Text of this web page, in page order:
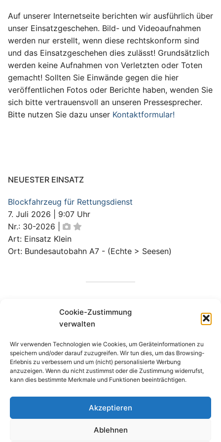
Cookie-Zustimmung
verwalten
Wir verwenden Technologien wie Cookies, um Geräteinformationen zu
speichern und/oder darauf zuzugreifen. Wir tun dies, um das Browsing-
Erlebnis zu verbessern und um (nicht) personalisierte Werbung
anzuzeigen. Wenn du nicht zustimmst oder die Zustimmung widerrufst,
kann dies bestimmte Merkmale und Funktionen beeinträchtigen.
Akzeptieren
Ablehnen
Auf unserer Internetseite berichten wir ausführlich über
unser Einsatzgeschehen. Bild- und Videoaufnahmen
werden nur erstellt, wenn diese rechtskonform sind
und das Einsatzgeschehen dies zulässt! Grundsätzlich
werden keine Aufnahmen von Verletzten oder Toten
gemacht! Sollten Sie Einwände gegen die hier
veröffentlichen Fotos oder Berichte haben, wenden Sie
sich bitte vertrauensvoll an unseren Pressesprecher.
Bitte nutzen Sie dazu unser Kontaktformular!
NEUESTER EINSATZ
Blockfahrzeug für Rettungsdienst
7. Juli 2026
9:07 Uhr
Nr.: 30-2026
Art: Einsatz Klein
Ort: Bundesautobahn A7 - (Echte > Seesen)
AKTUELLE MELDUNGEN
Copyright © 2026 Feuerwehr Kalefeld